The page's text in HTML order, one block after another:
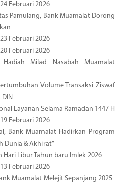
Februari 2026
Pamulang, Bank Muamalat Dorong
Februari 2026
Februari 2026
Hadiah Milad Nasabah Muamalat
Volume Transaksi Ziswaf
Layanan Selama Ramadan 1447 H
Februari 2026
Bank Muamalat Hadirkan Program
Dunia & Akhirat”
Hari Libur Tahun baru Imlek 2026
Februari 2026
Muamalat Melejit Sepanjang 2025